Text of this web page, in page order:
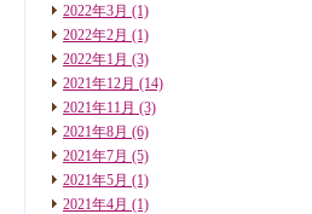
2022年3月 (1)
2022年2月 (1)
2022年1月 (3)
2021年12月 (14)
2021年11月 (3)
2021年8月 (6)
2021年7月 (5)
2021年5月 (1)
2021年4月 (1)